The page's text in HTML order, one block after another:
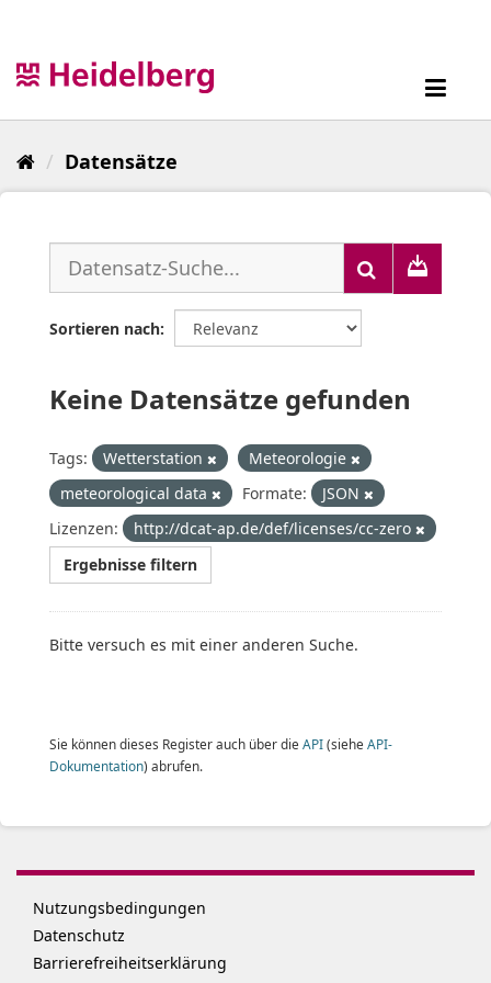
Datensätze
Sortieren nach
Keine Datensätze gefunden
Tags: Wetterstation
Meteorologie
meteorological data
Formate:
JSON
Lizenzen:
http://dcat-ap.de/def/licenses/cc-zero
Ergebnisse filtern
Bitte versuch es mit einer anderen Suche.
Sie können dieses Register auch über die API(siehe API-
Dokumentation) abrufen.
Nutzungsbedingungen
Datenschutz
Barrierefreiheitserklärung